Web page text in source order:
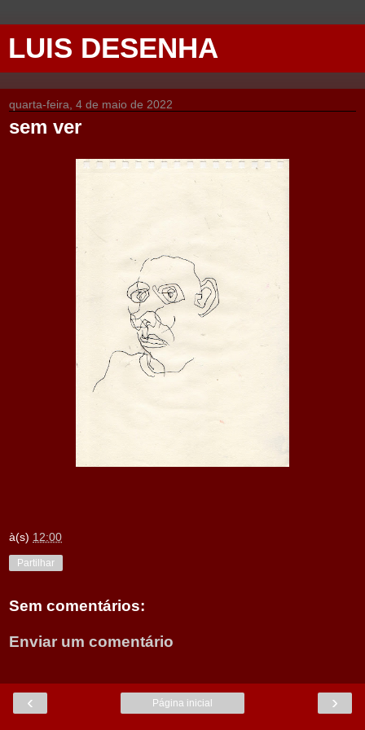
LUIS DESENHA
quarta-feira, 4 de maio de 2022
sem ver
à(s) 12:00
Partilhar
Sem comentários:
Enviar um comentário
‹ ›
Página inicial